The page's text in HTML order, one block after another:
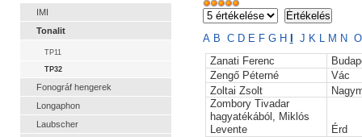
IMI
Tonalit
TP11
TP32
Fonográf hengerek
Longaphon
Laubscher
A B C D E F G H J K L M N O
Zanati Ferenc
Zengő Péterné
Vác
Zoltai Zsolt
Zombory Tivadar
hagyatékából, Miklós
Levente
Érd